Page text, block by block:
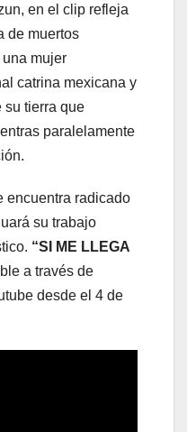
en el clip refleja
de muertos
mujer
catrina mexicana y
su tierra que
paralelamente
encuentra radicado
su trabajo
“SI ME LLEGA
a través de
desde el 4 de